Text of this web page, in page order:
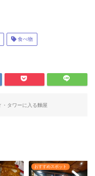
食べ物
・タワーに入る麵屋
おすすめスポット